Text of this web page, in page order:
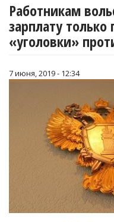
Работникам
зарплату
«уголовки»
7 июня, 2019 - 12:34